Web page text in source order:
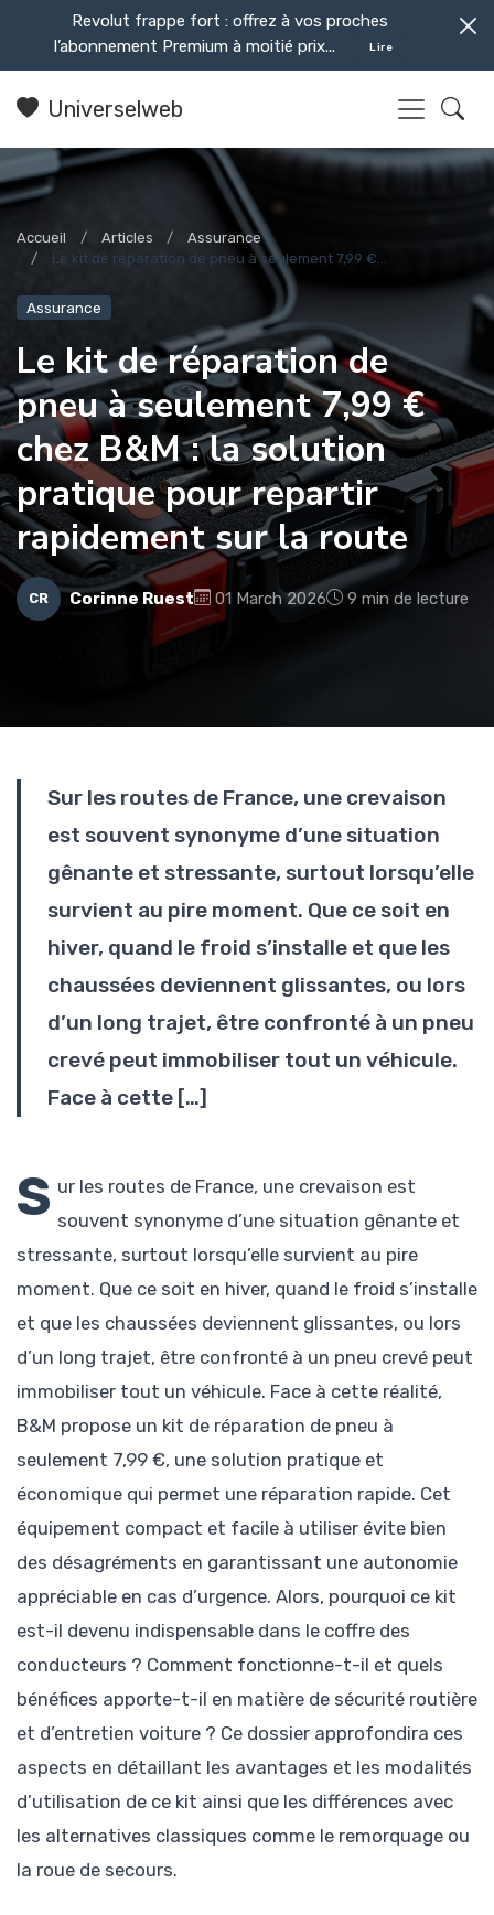
Revolut frappe fort : offrez à vos proches
l’abonnement Premium à moitié prix...
Lire
Universelweb
Accueil Articles
Assurance
Le kit de réparation de pneu à seulement 7,99 €...
Assurance
Le kit de réparation de
pneu à seulement 7,99 €
chez B&M : la solution
pratique pour repartir
rapidement sur la route
CR Corinne Ruest 01 March 2026 9 min de lecture
Sur les routes de France, une crevaison
est souvent synonyme d’une situation
gênante et stressante, surtout lorsqu’elle
survient au pire moment. Que ce soit en
hiver, quand le froid s’installe et que les
chaussées deviennent glissantes, ou lors
d’un long trajet, être confronté à un pneu
crevé peut immobiliser tout un véhicule.
Face à cette […]
S ur les routes de France, une crevaison est
souvent synonyme d’une situation gênante et
stressante, surtout lorsqu’elle survient au pire
moment. Que ce soit en hiver, quand le froid s’installe
et que les chaussées deviennent glissantes, ou lors
d’un long trajet, être confronté à un pneu crevé peut
immobiliser tout un véhicule. Face à cette réalité,
B&M propose un kit de réparation de pneu à
seulement 7,99 €, une solution pratique et
économique qui permet une réparation rapide. Cet
équipement compact et facile à utiliser évite bien
des désagréments en garantissant une autonomie
appréciable en cas d’urgence. Alors, pourquoi ce kit
est-il devenu indispensable dans le coffre des
conducteurs ? Comment fonctionne-t-il et quels
bénéfices apporte-t-il en matière de sécurité routière
et d’entretien voiture ? Ce dossier approfondira ces
aspects en détaillant les avantages et les modalités
d’utilisation de ce kit ainsi que les différences avec
les alternatives classiques comme le remorquage ou
la roue de secours.